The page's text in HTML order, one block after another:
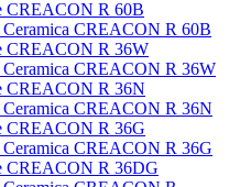
CREACON R 60B
CREACON R 36W
CREACON R 36N
CREACON R 36G